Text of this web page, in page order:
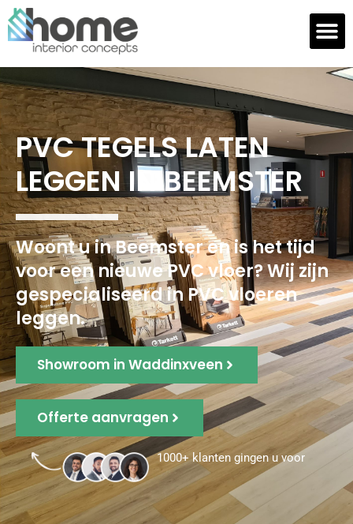
PVC TEGELS LATEN
LEGGEN IN BEEMSTER
Woont u in Beemster en is het tijd
voor een nieuwe PVC vloer? Wij zijn
gespecialiseerd in PVC vloeren
leggen.
Showroom in Waddinxveen
Offerte aanvragen
1000+ klanten gingen u voor